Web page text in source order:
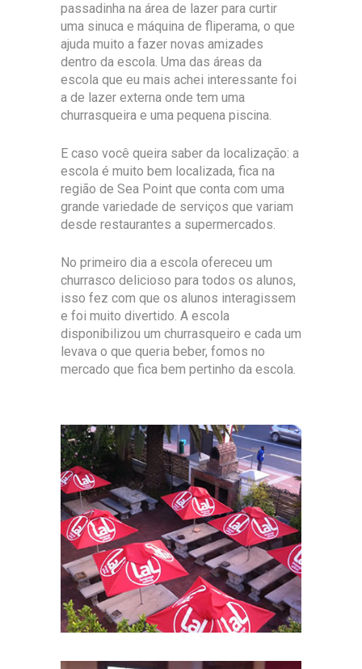
passadinha na área de lazer para curtir
uma sinuca e máquina de fliperama, o que
ajuda muito a fazer novas amizades
dentro da escola. Uma das áreas da
escola que eu mais achei interessante foi
a de lazer externa onde tem uma
churrasqueira e uma pequena piscina.
E caso você queira saber da localização: a
escola é muito bem localizada, fica na
região de Sea Point que conta com uma
grande variedade de serviços que variam
desde restaurantes a supermercados.
No primeiro dia a escola ofereceu um
churrasco delicioso para todos os alunos,
isso fez com que os alunos interagissem
e foi muito divertido. A escola
disponibilizou um churrasqueiro e cada um
levava o que queria beber, fomos no
mercado que fica bem pertinho da escola.